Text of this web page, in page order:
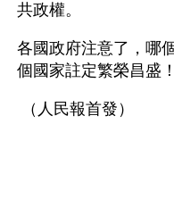
共政權。
各國政府注意了，哪
個國家註定繁榮昌盛！
（人民報首發）